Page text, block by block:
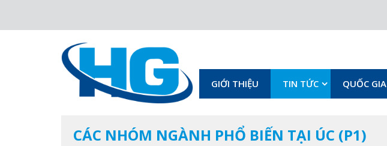
GIỚI THIỆU TIN TỨC QUỐC GIA
CÁC NHÓM NGÀNH PHỔ BIẾN TẠI ÚC (P1)